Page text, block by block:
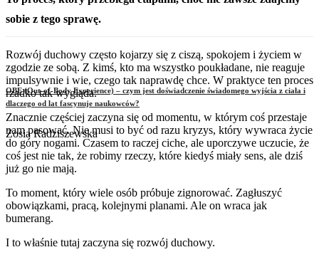
OBE (Out-of-Body Experience) – czym jest doświadczenie świadomego wyjścia z ciała i
dlaczego od lat fascynuje naukowców?
Zosia Radziszewska
sobie z tego sprawę.
Rozwój duchowy często kojarzy się z ciszą, spokojem i życiem w
zgodzie ze sobą. Z kimś, kto ma wszystko poukładane, nie reaguje
impulsywnie i wie, czego tak naprawdę chce. W praktyce ten proces
rzadko tak wygląda.
Znacznie częściej zaczyna się od momentu, w którym coś przestaje
nam pasować. Nie musi to być od razu kryzys, który wywraca życie
do góry nogami. Czasem to raczej ciche, ale uporczywe uczucie, że
coś jest nie tak, że robimy rzeczy, które kiedyś miały sens, ale dziś
już go nie mają.
To moment, który wiele osób próbuje zignorować. Zagłuszyć
obowiązkami, pracą, kolejnymi planami. Ale on wraca jak
bumerang.
I to właśnie tutaj zaczyna się rozwój duchowy.